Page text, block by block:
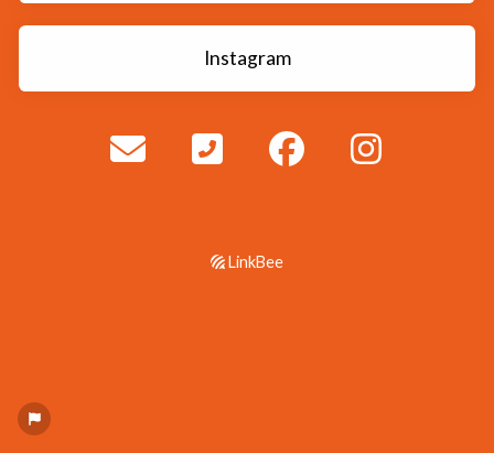
Instagram
LinkBee